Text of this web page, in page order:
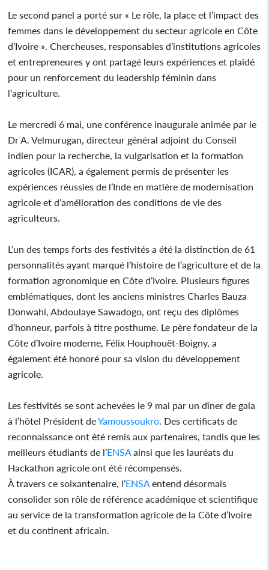
Le second panel a porté sur « Le rôle, la place et l’impact des
femmes dans le développement du secteur agricole en Côte
d’Ivoire ». Chercheuses, responsables d’institutions agricoles
et entrepreneures y ont partagé leurs expériences et plaidé
pour un renforcement du leadership féminin dans
l’agriculture.
Le mercredi 6 mai, une conférence inaugurale animée par le
Dr A. Velmurugan, directeur général adjoint du Conseil
indien pour la recherche, la vulgarisation et la formation
agricoles (ICAR), a également permis de présenter les
expériences réussies de l’Inde en matière de modernisation
agricole et d’amélioration des conditions de vie des
agriculteurs.
L’un des temps forts des festivités a été la distinction de 61
personnalités ayant marqué l’histoire de l’agriculture et de la
formation agronomique en Côte d’Ivoire. Plusieurs figures
emblématiques, dont les anciens ministres Charles Bauza
Donwahi, Abdoulaye Sawadogo, ont reçu des diplômes
d’honneur, parfois à titre posthume. Le père fondateur de la
Côte d’Ivoire moderne, Félix Houphouët-Boigny, a
également été honoré pour sa vision du développement
agricole.
Les festivités se sont achevées le 9 mai par un dîner de gala
à l’hôtel Président deYamoussoukro . Des certificats de
reconnaissance ont été remis aux partenaires, tandis que les
meilleurs étudiants de l’ENSA ainsi que les lauréats du
Hackathon agricole ont été récompensés.
À travers ce soixantenaire, l’ENSA entend désormais
consolider son rôle de référence académique et scientifique
au service de la transformation agricole de la Côte d’Ivoire
et du continent africain.